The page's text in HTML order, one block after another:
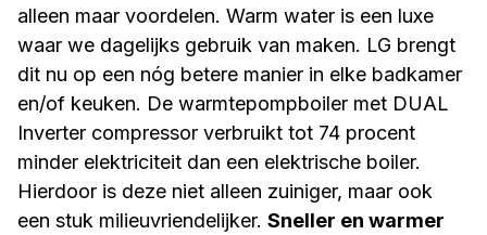
alleen maar voordelen. Warm water is een luxe
waar we dagelijks gebruik van maken. LG brengt
dit nu op een nóg betere manier in elke badkamer
en/of keuken. De warmtepompboiler met DUAL
Inverter compressor verbruikt tot 74 procent
minder elektriciteit dan een elektrische boiler.
Hierdoor is deze niet alleen zuiniger, maar ook
een stuk milieuvriendelijker. Sneller en warmer